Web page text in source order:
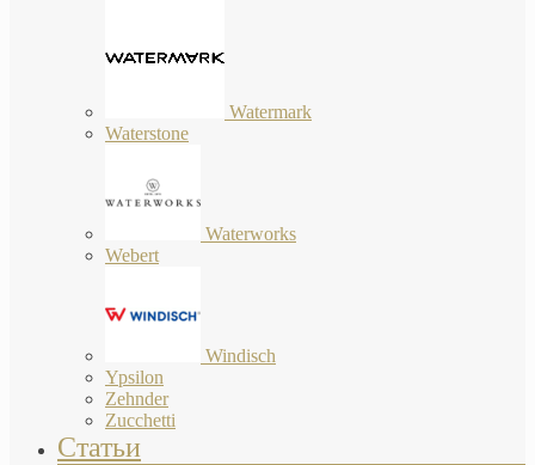
Watermark
Waterstone
Waterworks
Webert
Windisch
Ypsilon
Zehnder
Zucchetti
Статьи